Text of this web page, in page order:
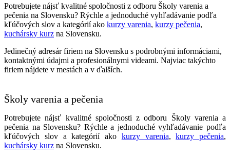
Potrebujete nájsť kvalitné spoločnosti z odboru Školy varenia a
pečenia na Slovensku? Rýchle a jednoduché vyhľadávanie podľa
kľúčových slov a kategórií ako kurzy varenia, kurzy pečenia,
kuchársky kurz na Slovensku.
Jedinečný adresár firiem na Slovensku s podrobnými informáciami,
kontaktnými údajmi a profesionálnymi videami. Najviac takýchto
firiem nájdete v mestách a v ďalších.
Školy varenia a pečenia
Potrebujete nájsť kvalitné spoločnosti z odboru Školy varenia a
pečenia na Slovensku? Rýchle a jednoduché vyhľadávanie podľa
kľúčových slov a kategórií ako kurzy varenia,kurzy pečenia,
kuchársky kurz na Slovensku.